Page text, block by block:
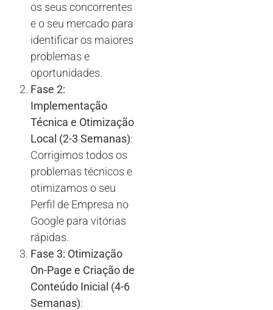
os seus concorrentes
e o seu mercado para
identificar os maiores
problemas e
oportunidades.
Fase 2:
Implementação
Técnica e Otimização
Local (2-3 Semanas):
Corrigimos todos os
problemas técnicos e
otimizamos o seu
Perfil de Empresa no
Google para vitórias
rápidas.
Fase 3: Otimização
On-Page e Criação de
Conteúdo Inicial (4-6
Semanas):